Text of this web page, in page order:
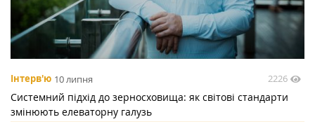
Інтерв'ю 10 липня 2226
Системний підхід до зерносховища: як світові стандарти
змінюють елеваторну галузь